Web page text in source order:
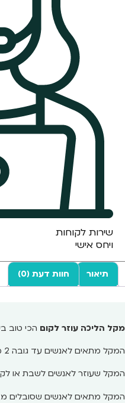
שירות לקוחות
ויחס אישי
תיאור חוות דעת (0)
מקל הליכה עוזר לקום הכי טוב
המקל מתאים לאנשים עד גובה 2 מטר, מתאים למשקל עד 120 קילו.
המקל שעוזר לאנשים לשבת או
המקל מתאים לאנשים שסובלים